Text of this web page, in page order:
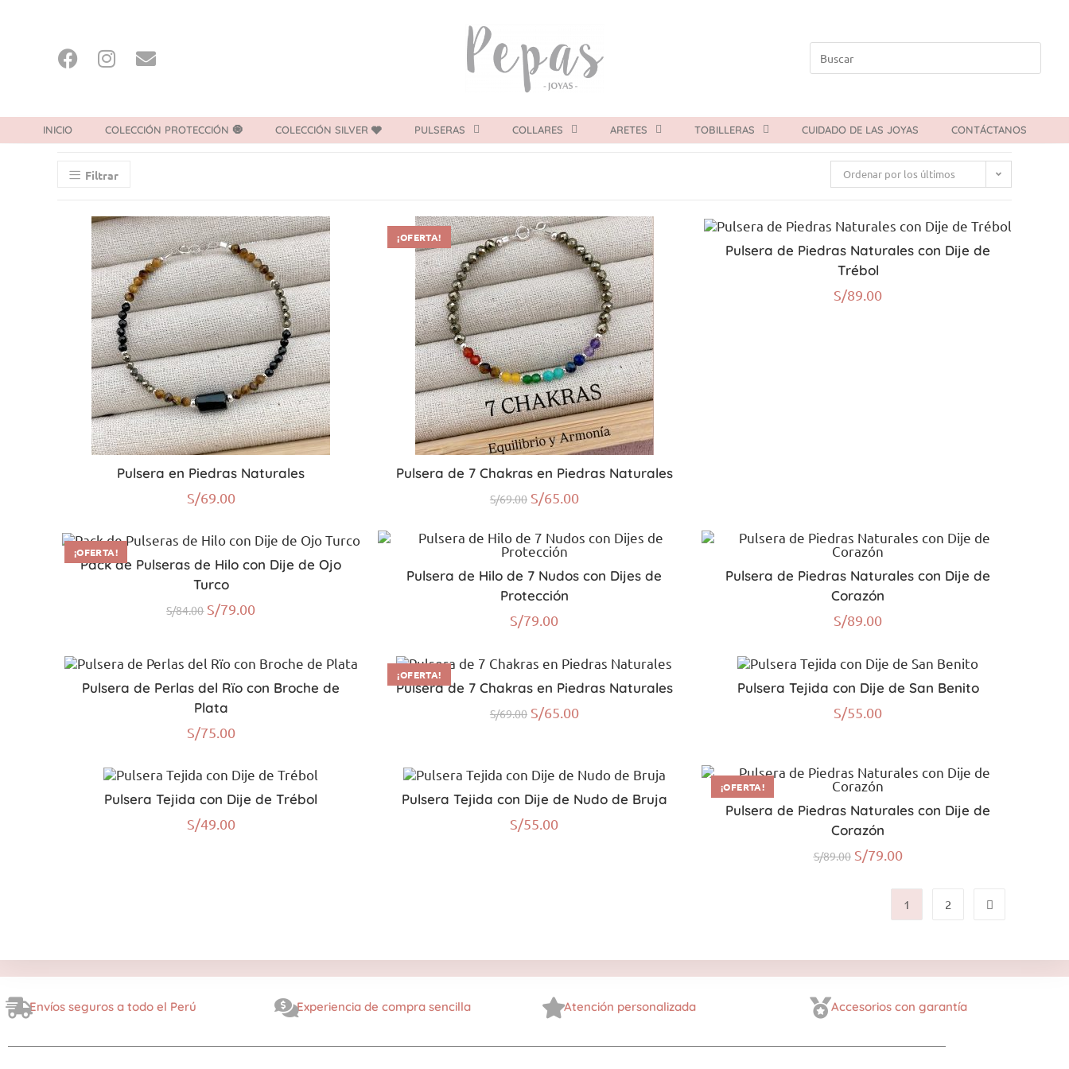
INICIO COLECCIÓN PROTECCIÓN 🧿 COLECCIÓN SILVER 🩶 PULSERAS COLLARES ARETES TOBILLERAS CUIDADO DE LAS JOYAS CONTÁCTANOS
Filtrar Ordenar por los últimos
Pulsera en Piedras Naturales
S/69.00
¡OFERTA!
Pulsera de 7 Chakras en Piedras Naturales
S/69.00 S/65.00
Pulsera de Piedras Naturales con Dije de
Trébol
S/89.00
¡OFERTA!
Pack de Pulseras de Hilo con Dije de Ojo
Turco
S/84.00 S/79.00
Pulsera de Hilo de 7 Nudos con Dijes de
Protección
S/79.00
Pulsera de Piedras Naturales con Dije de
Corazón
S/89.00
Pulsera de Perlas del Rïo con Broche de
Plata
S/75.00
¡OFERTA!
Pulsera de 7 Chakras en Piedras Naturales
S/69.00 S/65.00
Pulsera Tejida con Dije de San Benito
S/55.00
Pulsera Tejida con Dije de Trébol
S/49.00
Pulsera Tejida con Dije de Nudo de Bruja
S/55.00
¡OFERTA!
Pulsera de Piedras Naturales con Dije de
Corazón
S/89.00 S/79.00
1 2
Envíos seguros a todo el Perú Experiencia de compra sencilla Atención personalizada Accesorios con garantía